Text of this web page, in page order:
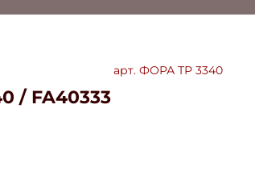
арт. ФОРА ТР 3340
/ FA40333